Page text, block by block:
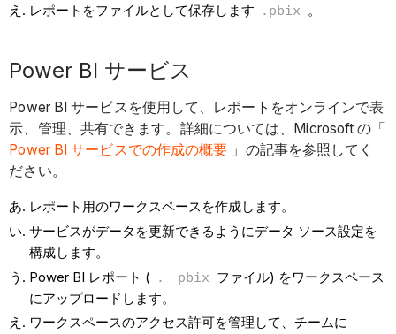
レポートをファイルとして保存します
.pbix 。
Power BI サービス
Power BI サービスを使用して、レポートをオンラインで表
示、管理、共有できます。詳細については、Microsoft の「
Power BI サービスでの作成の概要 」の記事を参照してく
ださい。
レポート用のワークスペースを作成します。
サービスがデータを更新できるようにデータ ソース設定を
構成します。
Power BI レポート (
. pbix ファイル) をワークスペース
にアップロードします。
ワークスペースのアクセス許可を管理して、チームに